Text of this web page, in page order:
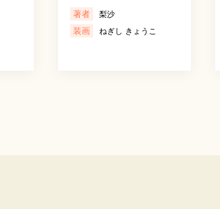
著者 梨沙
装画 ねぎし きょうこ